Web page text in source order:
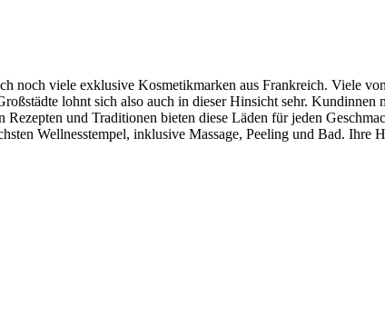
noch viele exklusive Kosmetikmarken aus Frankreich. Viele
lohnt sich also auch in dieser Hinsicht sehr.
und Traditionen bieten diese Läden für jeden
Wellnesstempel, inklusive Massage, Peeling und Bad. Ihre